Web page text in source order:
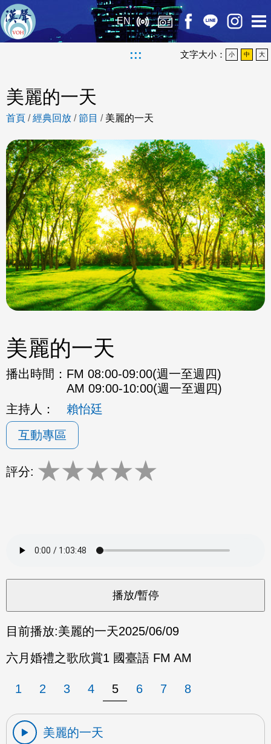
EN
::: 文字大小： 小 中 大
美麗的一天
首頁 /經典回放 /節目 / 美麗的一天
美麗的一天
播出時間： FM 08:00-09:00(週一至週四)
AM 09:00-10:00(週一至週四)
主持人：
賴怡廷
互動專區
評分: ★★★★★
目前播放:美麗的一天2025/06/09
六月婚禮之歌欣賞1 國臺語 FM AM
1 2 3 4 5 6 7 8
美麗的一天